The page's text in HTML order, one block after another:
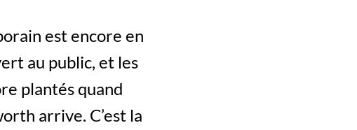
est encore en
au public, et les
plantés quand
arrive. C’est la